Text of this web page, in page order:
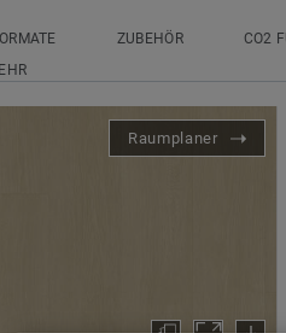
ZUBEHÖR CO2
Raumplaner